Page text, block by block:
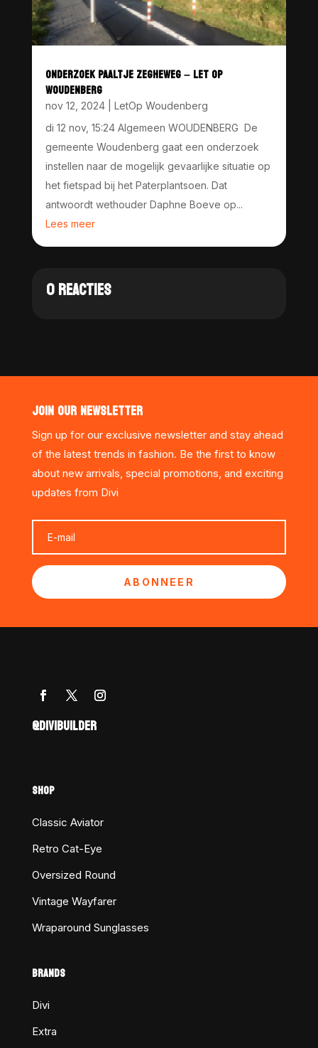
ONDERZOEK PAALTJE ZEGHEWEG – LET OP
WOUDENBERG
nov 12, 2024| LetOp Woudenberg
di 12 nov, 15:24 Algemeen WOUDENBERG De
gemeente Woudenberg gaat een onderzoek
instellen naar de mogelijk gevaarlijke situatie op
het fietspad bij het Paterplantsoen. Dat
antwoordt wethouder Daphne Boeve op...
Lees meer
0 REACTIES
JOIN OUR NEWSLETTER
Sign up for our exclusive newsletter and stay ahead
of the latest trends in fashion. Be the first to know
about new arrivals, special promotions, and exciting
updates from Divi
ABONNEER
@DIVIBUILDER
SHOP
Classic Aviator
Retro Cat-Eye
Oversized Round
Vintage Wayfarer
Wraparound Sunglasses
BRANDS
Divi
Extra